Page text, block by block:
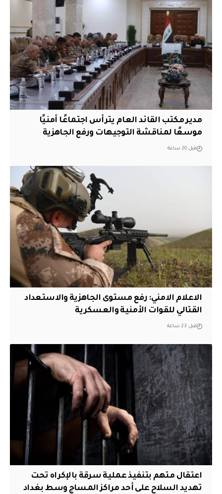
مدير مكتب القائد العام يترأس اجتماعًا أمنيًا
موسعًا لمناقشة التوجيهات ورفع الجاهزية
قبل 20 ساعة
الاعلام الامني: رفع مستوى الجاهزية والاستعداد
القتالي للقوات الأمنية والعسكرية
قبل 23 ساعة
اعتقال متهم بتنفيذ عملية سرقة بالإكراه تحت
تهديد السلاح على أحد مراكز المساج وسط بغداد